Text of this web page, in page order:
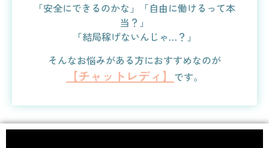
「安全にできるのかな」「自由に働けるって本
当？」
「結局稼げないんじゃ…？」
そんなお悩みがある方におすすめなのが
【チャットレディ】 です。